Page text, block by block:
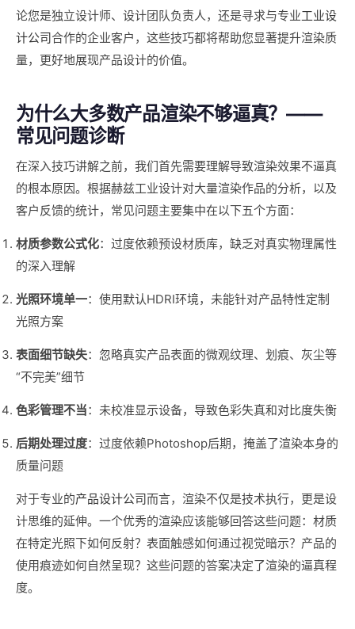
论您是独立设计师、设计团队负责人，还是寻求与专业工业设
计公司合作的企业客户，这些技巧都将帮助您显著提升渲染质
量，更好地展现产品设计的价值。
为什么大多数产品渲染不够逼真？——
常见问题诊断
在深入技巧讲解之前，我们首先需要理解导致渲染效果不逼真
的根本原因。根据赫兹工业设计对大量渲染作品的分析，以及
客户反馈的统计，常见问题主要集中在以下五个方面：
材质参数公式化：过度依赖预设材质库，缺乏对真实物理属性
的深入理解
光照环境单一：使用默认HDRI环境，未能针对产品特性定制
光照方案
表面细节缺失：忽略真实产品表面的微观纹理、划痕、灰尘等
“不完美”细节
色彩管理不当：未校准显示设备，导致色彩失真和对比度失衡
后期处理过度：过度依赖Photoshop后期，掩盖了渲染本身的
质量问题
对于专业的产品设计公司而言，渲染不仅是技术执行，更是设
计思维的延伸。一个优秀的渲染应该能够回答这些问题：材质
在特定光照下如何反射？表面触感如何通过视觉暗示？产品的
使用痕迹如何自然呈现？这些问题的答案决定了渲染的逼真程
度。